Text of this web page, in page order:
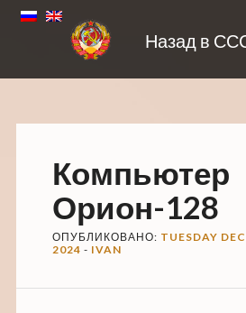
Назад в
Компьютер
Орион-128
ОПУБЛИКОВАНО: TUESDAY
2024 - IVAN